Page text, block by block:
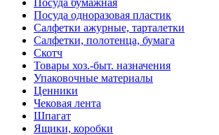
Посуда бумажная
Посуда одноразовая пластик
Салфетки ажурные, тарталетки
Салфетки, полотенца, бумага
Скотч
Товары хоз.-быт. назначения
Упаковочные материалы
Ценники
Чековая лента
Шпагат
Ящики, коробки